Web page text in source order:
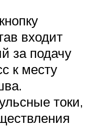
входит
за подачу
к месту
токи,